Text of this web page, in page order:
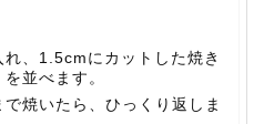
、1.5cmにカットした焼き
並べます。
焼いたら、ひっくり返しま